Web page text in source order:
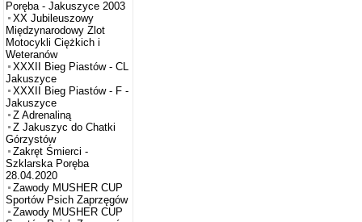
Poręba - Jakuszyce 2003
XX Jubileuszowy
Międzynarodowy Zlot
Motocykli Ciężkich i
Weteranów
XXXII Bieg Piastów - CL
Jakuszyce
XXXII Bieg Piastów - F -
Jakuszyce
Z Adrenaliną
Z Jakuszyc do Chatki
Górzystów
Zakręt Śmierci -
Szklarska Poręba
28.04.2020
Zawody MUSHER CUP
Sportów Psich Zaprzęgów
Zawody MUSHER CUP